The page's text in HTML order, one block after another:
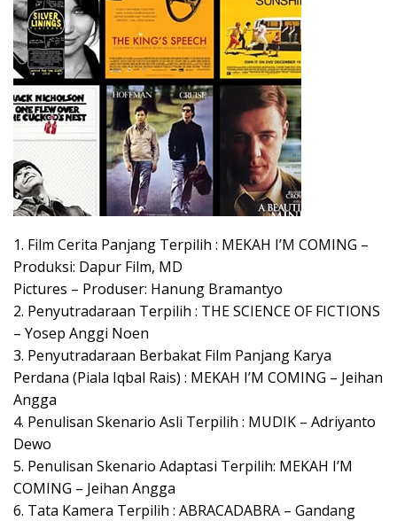
1. Film Cerita Panjang Terpilih : MEKAH I’M COMING –
Produksi: Dapur Film, MD
Pictures – Produser: Hanung Bramantyo
2. Penyutradaraan Terpilih : THE SCIENCE OF FICTIONS
– Yosep Anggi Noen
3. Penyutradaraan Berbakat Film Panjang Karya
Perdana (Piala Iqbal Rais) : MEKAH I’M COMING – Jeihan
Angga
4. Penulisan Skenario Asli Terpilih : MUDIK – Adriyanto
Dewo
5. Penulisan Skenario Adaptasi Terpilih: MEKAH I’M
COMING – Jeihan Angga
6. Tata Kamera Terpilih : ABRACADABRA – Gandang